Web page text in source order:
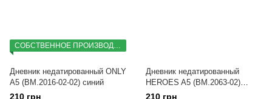
СОБСТВЕННОЕ ПРОИЗВОДСТВО
Дневник недатированный ONLY
A5 (BM.2016-02-02) синий
210 грн
Дневник недатированный
HEROES A5 (BM.2063-02)
синий
210 грн